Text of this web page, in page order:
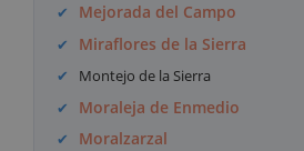
Mejorada del Campo
Miraflores de la Sierra
Montejo de la Sierra
Moraleja de Enmedio
Moralzarzal